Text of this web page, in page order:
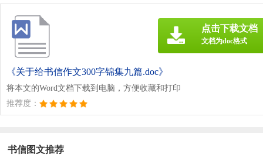
《关于给书信作文300字锦集九篇.doc》
将本文的Word文档下载到电脑，方便收藏和打印
推荐度：
点击下载文档
文档为doc格式
书信图文推荐